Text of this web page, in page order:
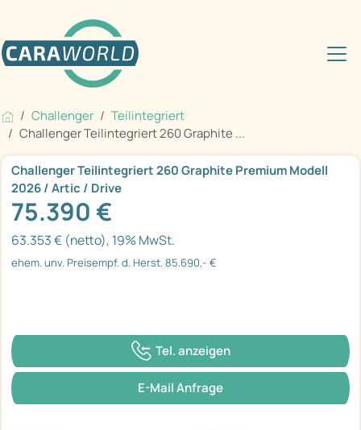
Challenger
Teilintegriert
Challenger Teilintegriert 260 Graphite ...
Challenger Teilintegriert 260 Graphite Premium Modell
2026 / Artic / Drive
75.390 €
63.353 € (netto), 19% MwSt.
ehem. unv. Preisempf. d. Herst. 85.690,- €
Tel. anzeigen
E-Mail Anfrage